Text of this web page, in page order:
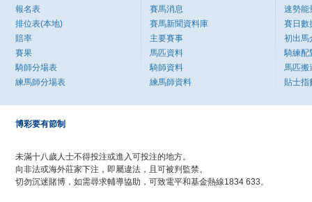
報名表
排位表(本地)
賠率
賽果
騎師分場表
練馬師分場表
賽馬消息
賽馬新聞資料庫
主要賽事
馬匹資料
騎師資料
練馬師資料
速勢能
賽日數
初出馬
騎練配
馬匹搬
貼士指
博彩要有節制
未滿十八歲人士不得投注或進入可投注的地方。
向非法或海外莊家下注，即屬違法，且可被判監禁。
切勿沉迷賭博，如需尋求輔導協助，可致電平和基金熱線1834 633。